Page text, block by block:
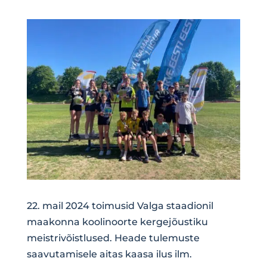
22. mail 2024 toimusid Valga staadionil
maakonna koolinoorte kergejõustiku
meistrivõistlused. Heade tulemuste
saavutamisele aitas kaasa ilus ilm.